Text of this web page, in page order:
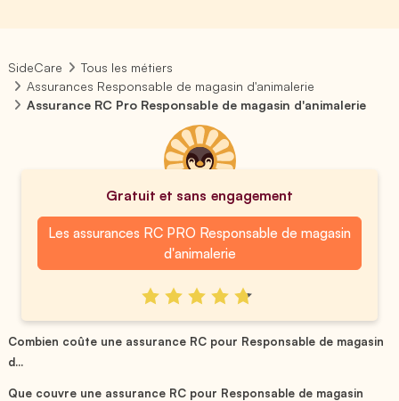
SideCare
Tous les métiers
Assurances Responsable de magasin d'animalerie
Assurance RC Pro Responsable de magasin d'animalerie
Gratuit et sans engagement
Les assurances RC PRO Responsable de magasin
d'animalerie
Combien coûte une assurance RC pour Responsable de magasin
d...
Que couvre une assurance RC pour Responsable de magasin